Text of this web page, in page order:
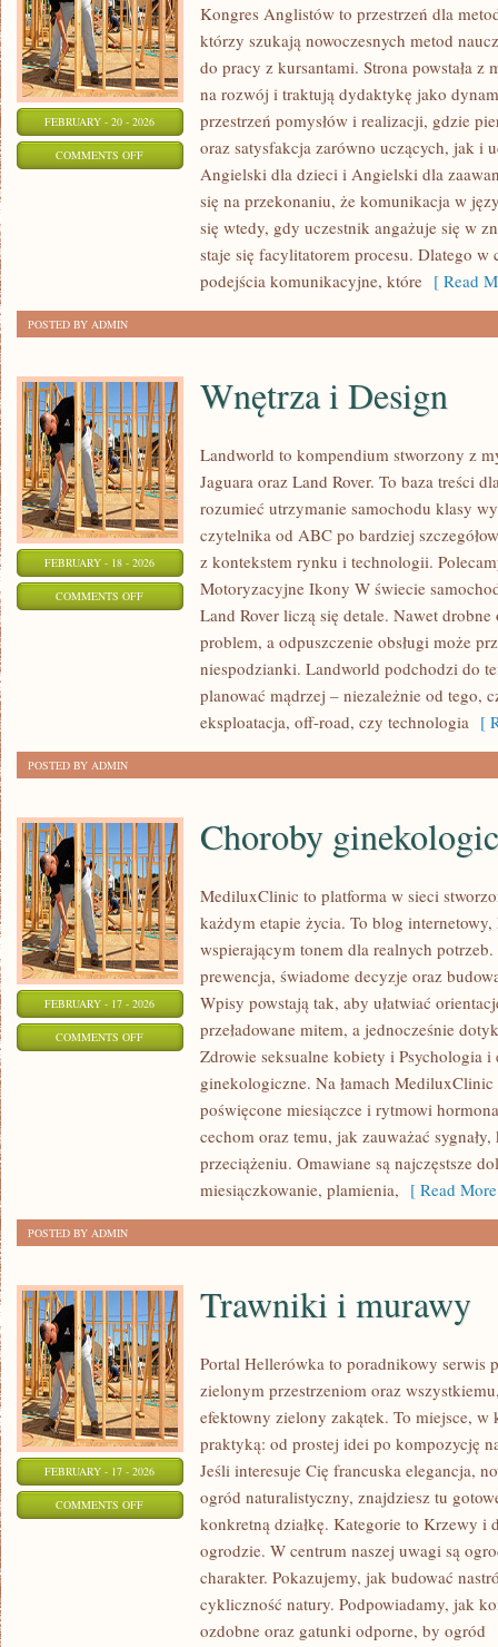
FEBRUARY - 20 - 2026
COMMENTS OFFON
ROZUMIENIE
Kongres Anglistów to przestrzeń dla
którzy szukają nowoczesnych metod
do pracy z kursantami. Strona powstała z
na rozwój i traktują dydaktykę jako
przestrzeń pomysłów i realizacji, gdzie
oraz satysfakcja zarówno uczących, jak i
Angielski dla dzieci i Angielski dla
się na przekonaniu, że komunikacja w
się wtedy, gdy uczestnik angażuje się w
staje się facylitatorem procesu. Dlatego
podejścia komunikacyjne, które [ Read
POSTED BY ADMIN
FEBRUARY - 18 - 2026
COMMENTS OFFON
Wnętrza i Design
Landworld to kompendium stworzony z
Jaguara oraz Land Rover. To baza treści
rozumieć utrzymanie samochodu klasy
czytelnika od ABC po bardziej
z kontekstem rynku i technologii.
Motoryzacyjne Ikony W świecie
Land Rover liczą się detale. Nawet
problem, a odpuszczenie obsługi może
niespodzianki. Landworld podchodzi do
planować mądrzej – niezależnie od tego,
eksploatacja, off-road, czy technologia [
POSTED BY ADMIN
FEBRUARY - 17 - 2026
COMMENTS OFFON
GINEKOLOGICZNE
Choroby
MediluxClinic to platforma w sieci
każdym etapie życia. To blog
wspierającym tonem dla realnych
prewencja, świadome decyzje oraz
Wpisy powstają tak, aby ułatwiać
przeładowane mitem, a jednocześnie
Zdrowie seksualne kobiety i Psychologia i
ginekologiczne. Na łamach MediluxClinic
poświęcone miesiączce i rytmowi
cechom oraz temu, jak zauważać
przeciążeniu. Omawiane są najczęstsze
miesiączkowanie, plamienia, [ Read
POSTED BY ADMIN
FEBRUARY - 17 - 2026
COMMENTS OFFON
Trawniki i murawy
Portal Hellerówka to poradnikowy serwis
zielonym przestrzeniom oraz
efektowny zielony zakątek. To miejsce, w
praktyką: od prostej idei po kompozycję
Jeśli interesuje Cię francuska elegancja,
ogród naturalistyczny, znajdziesz tu
konkretną działkę. Kategorie to Krzewy i
ogrodzie. W centrum naszej uwagi są
charakter. Pokazujemy, jak budować
cykliczność natury. Podpowiadamy, jak
ozdobne oraz gatunki odporne, by ogród